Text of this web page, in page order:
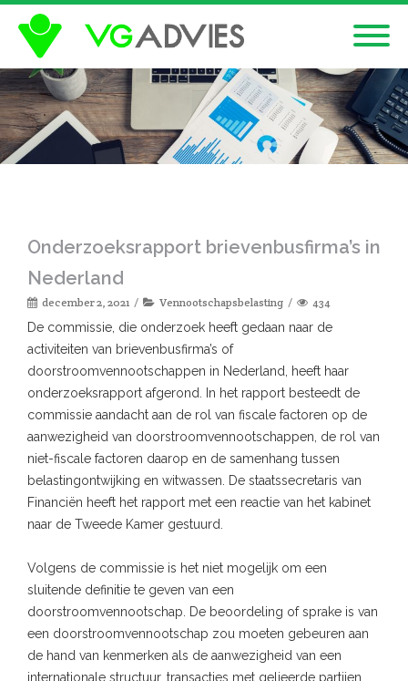
Onderzoeksrapport brievenbusfirma’s in
Nederland
december 2, 2021 Vennootschapsbelasting 434
De commissie, die onderzoek heeft gedaan naar de
activiteiten van brievenbusfirma’s of
doorstroomvennootschappen in Nederland, heeft haar
onderzoeksrapport afgerond. In het rapport besteedt de
commissie aandacht aan de rol van fiscale factoren op de
aanwezigheid van doorstroomvennootschappen, de rol van
niet-fiscale factoren daarop en de samenhang tussen
belastingontwijking en witwassen. De staatssecretaris van
Financiën heeft het rapport met een reactie van het kabinet
naar de Tweede Kamer gestuurd.
Volgens de commissie is het niet mogelijk om een
sluitende definitie te geven van een
doorstroomvennootschap. De beoordeling of sprake is van
een doorstroomvennootschap zou moeten gebeuren aan
de hand van kenmerken als de aanwezigheid van een
internationale structuur, transacties met gelieerde partijen,